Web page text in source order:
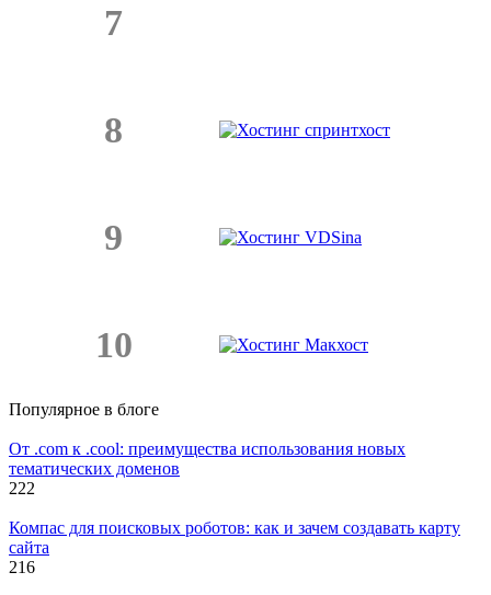
7
8
9
10
Популярное в блоге
От .com к .cool: преимущества использования новых
тематических доменов
222
Компас для поисковых роботов: как и зачем создавать карту
сайта
216